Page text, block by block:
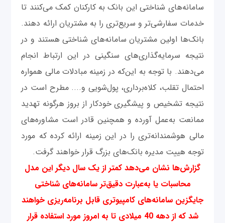
سامانه‌های شناختی این بانک به کارکنان کمک می‌کنند تا
خدمات سفارشی‌تر و سریع‌تری را به مشتریان ارائه دهند.
بانک‌ها اولین مشتریان سامانه‌های شناختی هستند و در
نتیجه سرمایه‌گذاری‌های سنگینی در این ارتباط انجام
می‌دهند. با توجه به این‌که در زمینه مبادلات مالی همواره
احتمال تقلب، کلاه‌برداری، پول‌شویی و.... مطرح است در
نتیجه تشخیص و پیشگیری خودکار از بروز هرگونه تهدید
ممانعت به‌عمل آورده و همچنین قادر است مشاوره‌های
مالی هوشمندانه‌تری را در این زمینه ارائه کرده که مورد
توجه هییت مدیره بانک‌های بزرگ قرار خواهند گرفت.
گزارش‌ها نشان می‌دهد کمتر از یک سال دیگر این مدل
محاسبات یا به‌عبارت دقیق‌تر سامانه‌های شناختی
جایگزین سامانه‌های کامپیوتری قابل برنامه‌ریزی خواهند
شد که از دهه 40 میلادی تا به امروز مورد استفاده قرار